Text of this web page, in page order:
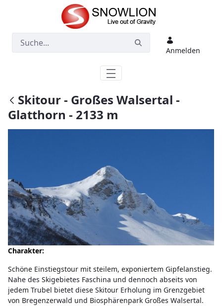
Zum Hauptinhalt springen
Anmelden
Skitour - Großes Walsertal -
Glatthorn - 2133 m
Charakter:
Schöne Einstiegstour mit steilem, exponiertem Gipfelanstieg.
Nahe des Skigebietes Faschina und dennoch abseits von
jedem Trubel bietet diese Skitour Erholung im Grenzgebiet
von Bregenzerwald und Biosphärenpark Großes Walsertal.